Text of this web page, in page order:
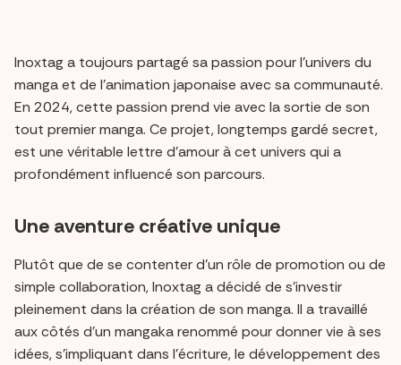
Inoxtag a toujours partagé sa passion pour l’univers du
manga et de l’animation japonaise avec sa communauté.
En 2024, cette passion prend vie avec la sortie de son
tout premier manga. Ce projet, longtemps gardé secret,
est une véritable lettre d’amour à cet univers qui a
profondément influencé son parcours.
Une aventure créative unique
Plutôt que de se contenter d’un rôle de promotion ou de
simple collaboration, Inoxtag a décidé de s’investir
pleinement dans la création de son manga. Il a travaillé
aux côtés d’un mangaka renommé pour donner vie à ses
idées, s’impliquant dans l’écriture, le développement des